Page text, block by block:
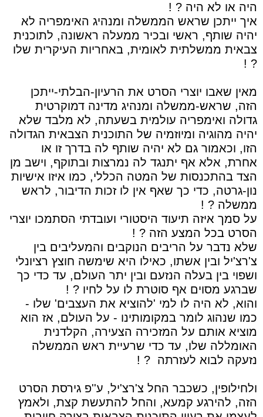
היה או לא היה ? !
איך ייתכן שראש הממשלה ומנהיג האימפריה לא
יהיה שותף, ראשי ובכיר ממעלה ראשונה, לתוכנית
צבאית ממשלתית לאומית, באחריות העיקרית שלו
? !
מאין שאבו יוצרי הסרט את הרעיון-הבלתי-ייתכן
הזה, שראש-ממשלה ומנהיג מדינה דמוקרטית
גדולה ואימפריה עולמית בשעתה, לא מלבד שלא
יהיה מהוגיה ומיוזמיה של התוכנית הצבאית הגדולה
הזו, וכאמור גם לא יהיה שותף לה בדרך זו או
אחרת, אלא אף יתנגד לה נמרצות ובתוקף, וישב מן
הצד בהתכנסות של המטה הכללי, כמו איזו אישיות
נון-גרטה, כדי כך שאף אין לו זכות הדיבור, לראש
ממשלה ? !
על סמך איזה תיעוד היסטורי ועובדתי הסתמכו יוצרי
הסרט בכל המצע הזה ? !
שלא נדבר על הריבים הנוקבים והמעליבים בין
צ'רצ'יל ובין אשתו, כאילו היא שימשה חוצץ רציונלי
ושפוי בין בעלה הנזעם ובין יתר העולם, עד כדי כך
שברגע מסוים אף סוטרת לו על לחיו ? !
והוא, לא היה לו למי 'להוציא את העצבים' שלו -
כמו שנהוג לומר במקומותינו - על העולם, אז הוא
מוציא אותם על המזכירה הצעירה, הקלדנית
האומללה שלו, עד כדי שרעיית ראש הממשלה
נזעקה לבוא לעזרתה ? !
ולחילופין, כשכבר החל צ'רצ'יל, ע''פ גירסת הסרט
הזה, להירגע קמעא, והחל להתעשת קצת, ולאמץ